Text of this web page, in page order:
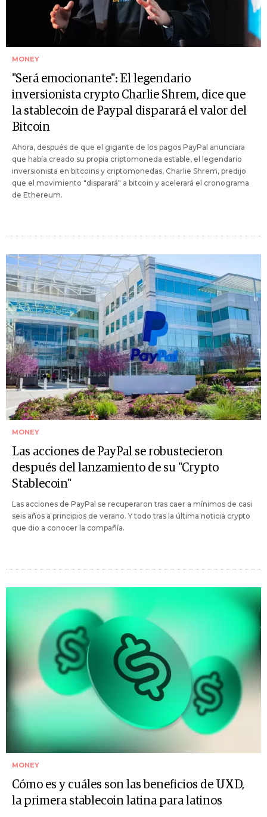
MONEY
"Será emocionante": El legendario
inversionista crypto Charlie Shrem, dice que
la stablecoin de Paypal disparará el valor del
Bitcoin
Ahora, después de que el gigante de los pagos PayPal anunciara
que había creado su propia criptomoneda estable, el legendario
inversionista en bitcoins y criptomonedas, Charlie Shrem, predijo
que el movimiento "disparará" a bitcoin y acelerará el cronograma
de Ethereum.
MONEY
Las acciones de PayPal se robustecieron
después del lanzamiento de su "Crypto
Stablecoin"
Las acciones de PayPal se recuperaron tras caer a mínimos de casi
seis años a principios de verano. Y todo tras la última noticia crypto
que dio a conocer la compañía.
MONEY
Cómo es y cuáles son las beneficios de UXD,
la primera stablecoin latina para latinos